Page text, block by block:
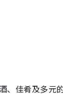
、佳肴及多元